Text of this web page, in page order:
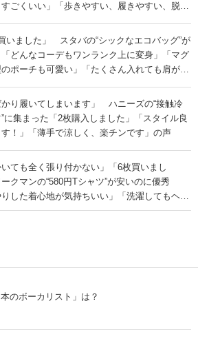
ごくいい」「歩きやすい、履きやすい、脱ぎ
いました」 スタバの“シックなエコバッグ”が
どんなコーデもワンランク上に変身」「マグ
ポーチも可愛い」「たくさん入れても肩が痛
かり履いてしまいます」 ハニーズの“接触冷
に集まった「2枚購入しました」「スタイル良
す！」「薄手で涼しく、楽チンです」の声
いても全く張り付かない」「6枚買いまし
クマンの“580円Tシャツ”が安いのに優秀
りした着心地が気持ちいい」「洗濯してもヘタ
のボーカリスト」は？